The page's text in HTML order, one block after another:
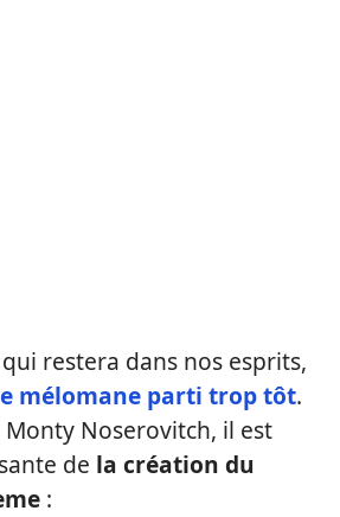
restera dans nos esprits,
mélomane parti trop tôt.
Noserovitch, il est
de la création du
: